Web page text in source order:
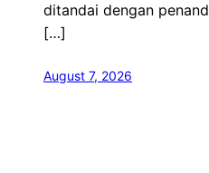
ditandai dengan
[…]
August 7, 2026